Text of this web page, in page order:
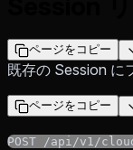
ページをコピー
既存の Session に
ページをコピー
POST /api/v1/